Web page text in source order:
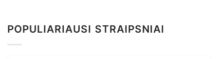
POPULIARIAUSI STRAIPSNIAI